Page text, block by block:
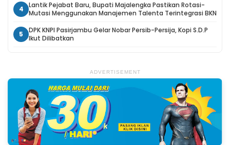
4
Lantik Pejabat Baru, Bupati Majalengka Pastikan Rotasi-
Mutasi Menggunakan Manajemen Talenta Terintegrasi BKN
5
DPK KNPI Pasirjambu Gelar Nobar Persib-Persija, Kopi S.D.P
Ikut Dilibatkan
ADVERTISEMENT